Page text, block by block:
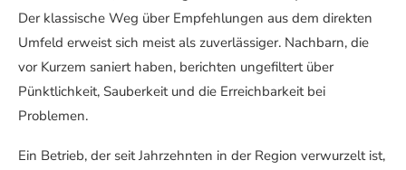
Der klassische Weg über Empfehlungen aus dem direkten
Umfeld erweist sich meist als zuverlässiger. Nachbarn, die
vor Kurzem saniert haben, berichten ungefiltert über
Pünktlichkeit, Sauberkeit und die Erreichbarkeit bei
Problemen.
Ein Betrieb, der seit Jahrzehnten in der Region verwurzelt ist,